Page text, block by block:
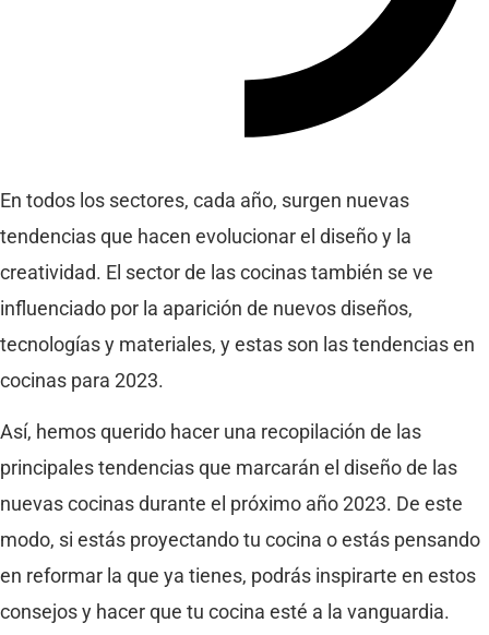
En todos los sectores, cada año, surgen nuevas
tendencias que hacen evolucionar el diseño y la
creatividad. El sector de las cocinas también se ve
influenciado por la aparición de nuevos diseños,
tecnologías y materiales, y estas son las tendencias en
cocinas para 2023.
Así, hemos querido hacer una recopilación de las
principales tendencias que marcarán el diseño de las
nuevas cocinas durante el próximo año 2023. De este
modo, si estás proyectando tu cocina o estás pensando
en reformar la que ya tienes, podrás inspirarte en estos
consejos y hacer que tu cocina esté a la vanguardia.